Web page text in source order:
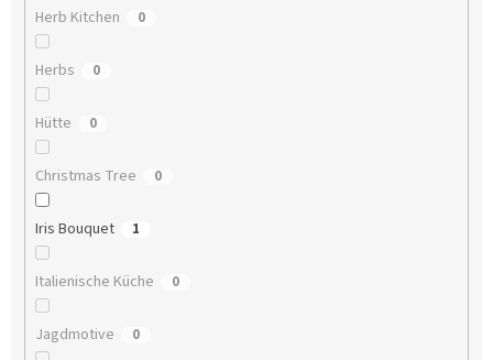
Herb Kitchen 0
Herbs 0
Hütte 0
Christmas Tree 0
Iris Bouquet 1
Italienische Küche 0
Jagdmotive 0